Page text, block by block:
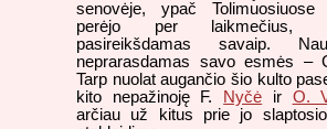
senovėje, ypač
perėjo per laikmečius,
pasireikšdamas savaip.
neprarasdamas savo esmės –
Tarp nuolat augančio šio kulto
kito nepažinoję F.
Nyčė ir O.
arčiau už kitus prie jo